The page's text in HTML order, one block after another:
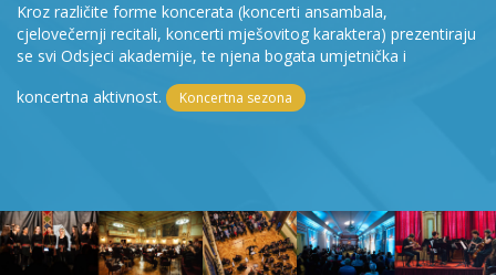
Kroz različite forme koncerata (koncerti ansambala,
cjelovečernji recitali, koncerti mješovitog karaktera) prezentiraju
se svi Odsjeci akademije, te njena bogata umjetnička i
koncertna aktivnost.
Koncertna sezona